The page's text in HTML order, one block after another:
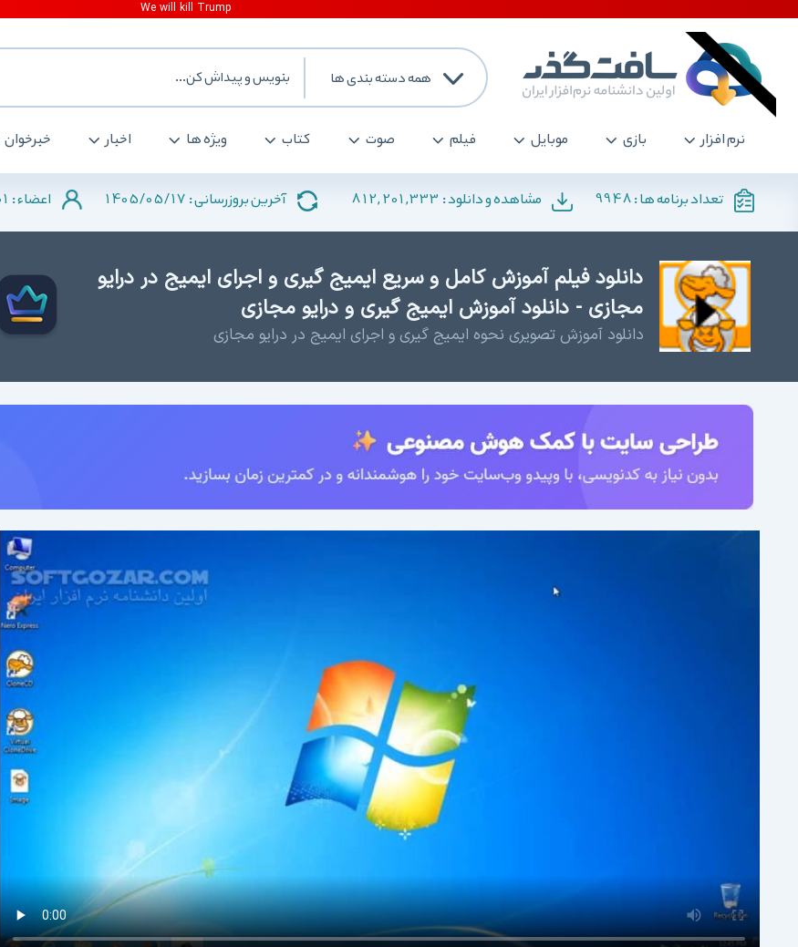
همه دسته بندی ها
نرم افزار بازی موبایل فیلم صوت کتاب ویژه ها اخبار خبرخوان
تعداد برنامه ها :9948 مشاهده و دانلود : 812,201,333 آخرین بروزرسانی : 1405/05/17 اعضاء :
دانلود فیلم آموزش کامل و سریع ایمیج گیری و اجرای ایمیج در درایو
مجازی - دانلود آموزش ایمیج گیری و درایو مجازی
دانلود آموزش تصویری نحوه ایمیج گیری و اجرای ایمیج در درایو مجازی